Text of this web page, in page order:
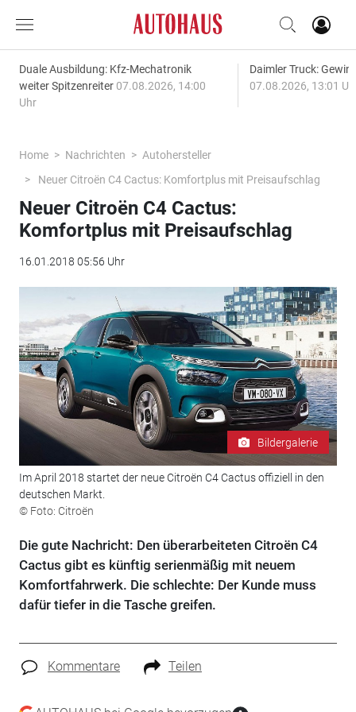
Duale Ausbildung: Kfz-Mechatronik
weiter Spitzenreiter 07.08.2026, 14:00
Uhr
Daimler Truck:
07.08.2026, 13:01
Home Nachrichten
Autohersteller
Neuer Citroën C4 Cactus: Komfortplus mit Preisaufschlag
Neuer Citroën C4 Cactus:
Komfortplus mit Preisaufschlag
16.01.2018 05:56 Uhr
Bildergalerie
Im April 2018 startet der neue Citroën C4 Cactus offiziell in den
deutschen Markt.
© Foto: Citroën
Die gute Nachricht: Den überarbeiteten Citroën C4
Cactus gibt es künftig serienmäßig mit neuem
Komfortfahrwerk. Die schlechte: Der Kunde muss
dafür tiefer in die Tasche greifen.
Kommentare Teilen